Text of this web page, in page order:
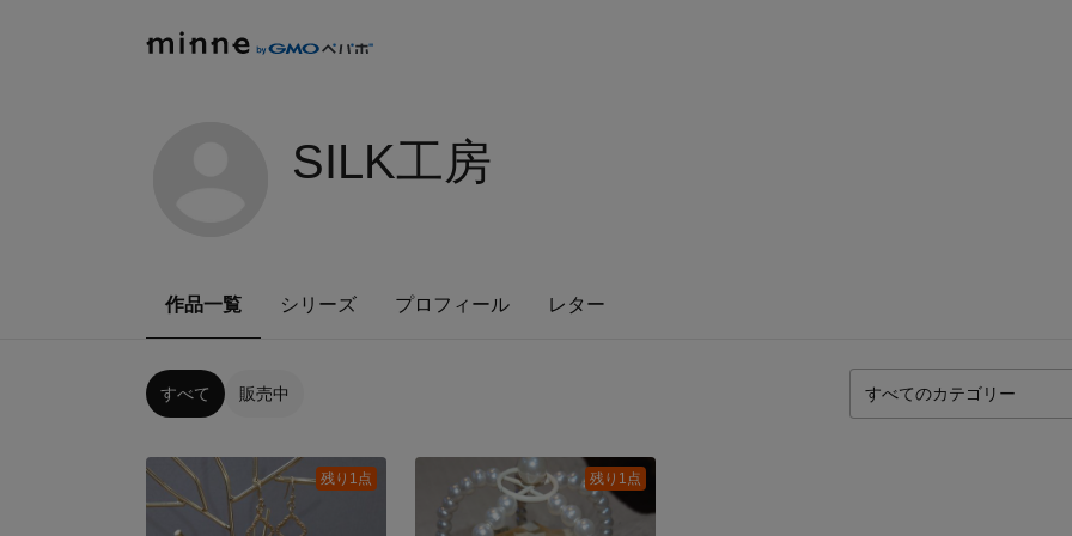
SILK工房
作品一覧 シリーズ プロフィール レター
すべて 販売中
残り1点 残り1点